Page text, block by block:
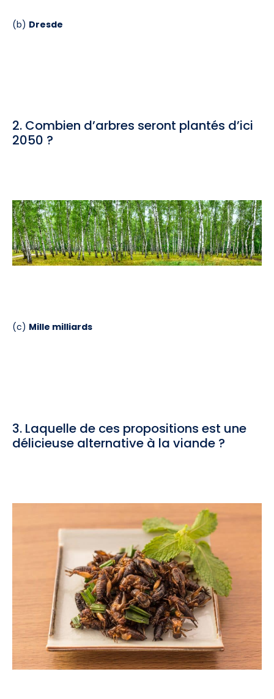
(b) Dresde
2. Combien d’arbres seront plantés d’ici
2050 ?
(c) Mille milliards
3. Laquelle de ces propositions est une
délicieuse alternative à la viande ?